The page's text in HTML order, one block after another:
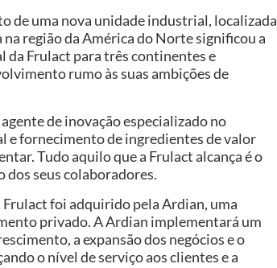
de uma nova unidade industrial, localizada
região da América do Norte significou a
da Frulact para três continentes e
rumo às suas ambições de
de inovação especializado no
fornecimento de ingredientes de valor
Tudo aquilo que a Frulact alcança é o
dos seus colaboradores.
foi adquirido pela Ardian, uma
privado. A Ardian implementará um
a expansão dos negócios e o
o nível de serviço aos clientes e a